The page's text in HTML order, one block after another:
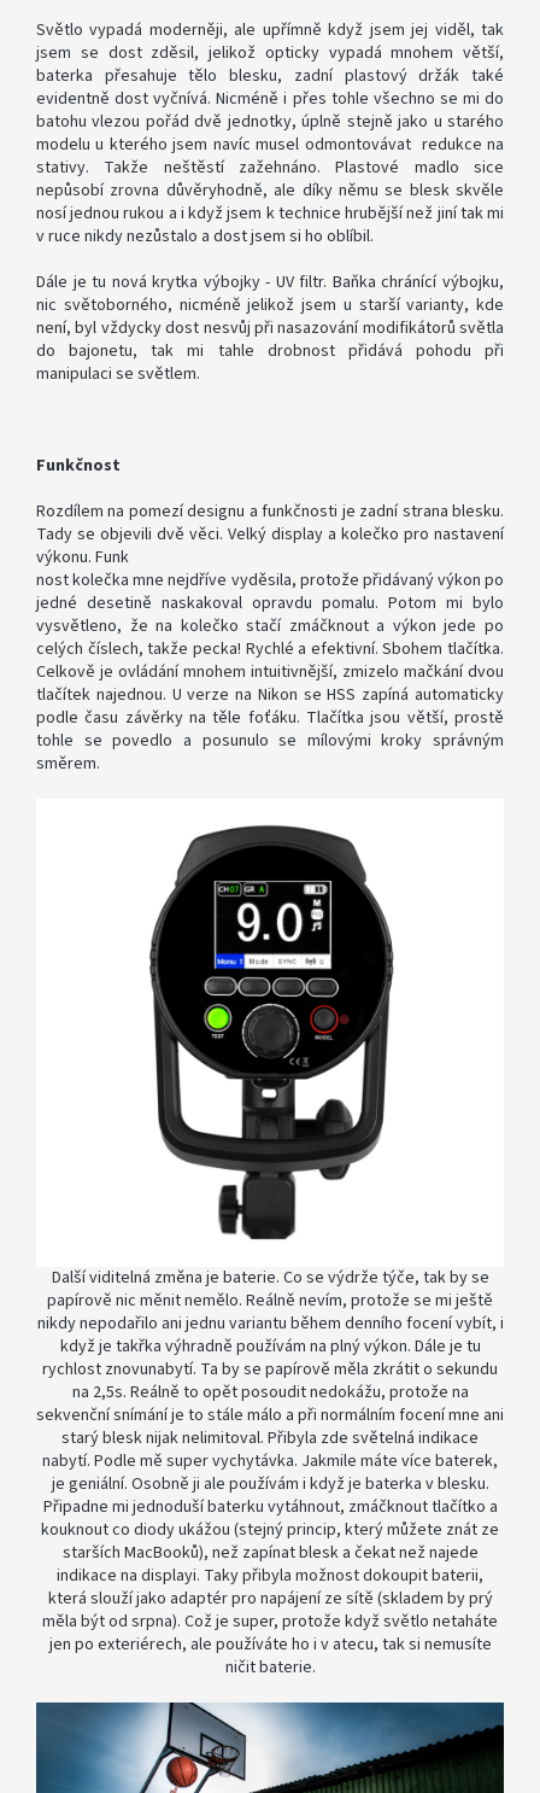
POZADÍ
PŘÍSLUŠENSTVÍ
FOTOAPARÁTŮM
DSLR
PŘÍSLUŠENSTVÍ
FOTOSTUDIO
VÝBOJKY,
NÁHRADNÍ
DÍLY
Světlo vypadá moderněji, ale upřímně když jsem jej viděl, tak
jsem se dost zděsil, jelikož opticky vypadá mnohem větší,
baterka přesahuje tělo blesku, zadní plastový držák také
evidentně dost vyčnívá. Nicméně i přes tohle všechno se mi do
batohu vlezou pořád dvě jednotky, úplně stejně jako u starého
modelu u kterého jsem navíc musel odmontovávat redukce na
stativy. Takže neštěstí zažehnáno. Plastové madlo sice
nepůsobí zrovna důvěryhodně, ale díky němu se blesk skvěle
nosí jednou rukou a i když jsem k technice hrubější než jiní tak mi
v ruce nikdy nezůstalo a dost jsem si ho oblíbil.
Dále je tu nová krytka výbojky - UV filtr. Baňka chránící výbojku,
nic světoborného, nicméně jelikož jsem u starší varianty, kde
není, byl vždycky dost nesvůj při nasazování modifikátorů světla
do bajonetu, tak mi tahle drobnost přidává pohodu při
manipulaci se světlem.
Funkčnost
Rozdílem na pomezí designu a funkčnosti je zadní strana blesku.
Tady se objevili dvě věci. Velký display a kolečko pro nastavení
výkonu. Funk
nost kolečka mne nejdříve vyděsila, protože přidávaný výkon po
jedné desetině naskakoval opravdu pomalu. Potom mi bylo
vysvětleno, že na kolečko stačí zmáčknout a výkon jede po
celých číslech, takže pecka! Rychlé a efektivní. Sbohem tlačítka.
Celkově je ovládání mnohem intuitivnější, zmizelo mačkání dvou
tlačítek najednou. U verze na Nikon se HSS zapíná automaticky
podle času závěrky na těle foťáku. Tlačítka jsou větší, prostě
tohle se povedlo a posunulo se mílovými kroky správným
směrem.
Další viditelná změna je baterie. Co se výdrže týče, tak by se
papírově nic měnit nemělo. Reálně nevím, protože se mi ještě
nikdy nepodařilo ani jednu variantu během denního focení vybít, i
když je takřka výhradně používám na plný výkon. Dále je tu
rychlost znovunabytí. Ta by se papírově měla zkrátit o sekundu
na 2,5s. Reálně to opět posoudit nedokážu, protože na
sekvenční snímání je to stále málo a při normálním focení mne ani
starý blesk nijak nelimitoval. Přibyla zde světelná indikace
nabytí. Podle mě super vychytávka. Jakmile máte více baterek,
je geniální. Osobně ji ale používám i když je baterka v blesku.
Připadne mi jednoduší baterku vytáhnout, zmáčknout tlačítko a
kouknout co diody ukážou (stejný princip, který můžete znát ze
starších MacBooků), než zapínat blesk a čekat než najede
indikace na displayi. Taky přibyla možnost dokoupit baterii,
která slouží jako adaptér pro napájení ze sítě (skladem by prý
měla být od srpna). Což je super, protože když světlo netaháte
jen po exteriérech, ale používáte ho i v atecu, tak si nemusíte
ničit baterie.